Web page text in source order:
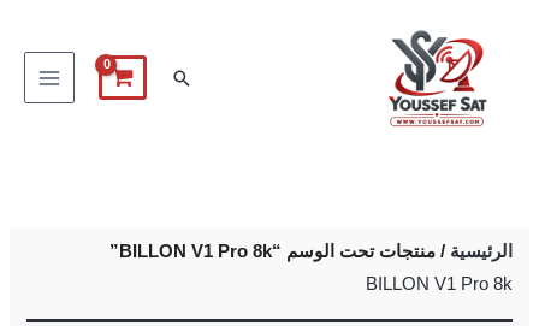
البحث
الرئيسية / منتجات تحت الوسم “BILLON V1 Pro 8k”
BILLON V1 Pro 8k